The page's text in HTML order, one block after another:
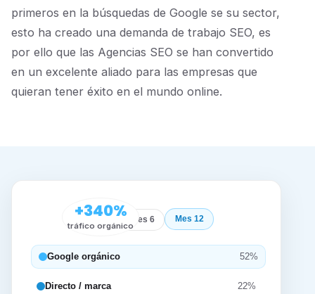
primeros en la búsquedas de Google se su sector,
esto ha creado una demanda de trabajo SEO, es
por ello que las Agencias SEO se han convertido
en un excelente aliado para las empresas que
quieran tener éxito en el mundo online.
+340%
tráfico orgánico
Mes 6 Mes 12
Google orgánico 52%
Directo / marca 22%